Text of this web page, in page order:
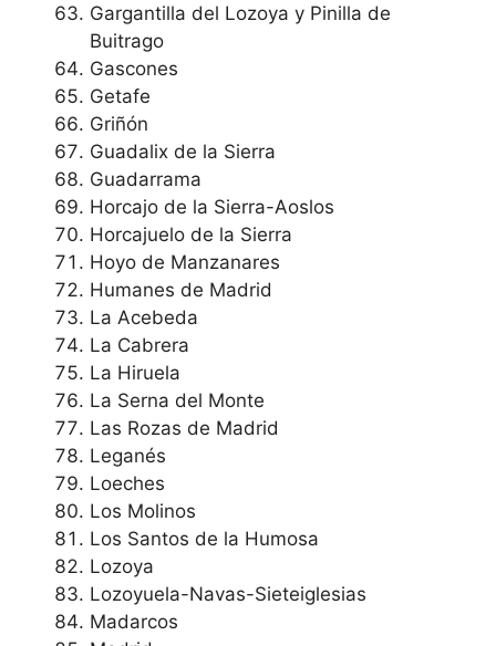
Gargantilla del Lozoya y Pinilla de
Buitrago
Gascones
Getafe
Griñón
Guadalix de la Sierra
Guadarrama
Horcajo de la Sierra-Aoslos
Horcajuelo de la Sierra
Hoyo de Manzanares
Humanes de Madrid
La Acebeda
La Cabrera
La Hiruela
La Serna del Monte
Las Rozas de Madrid
Leganés
Loeches
Los Molinos
Los Santos de la Humosa
Lozoya
Lozoyuela-Navas-Sieteiglesias
Madarcos